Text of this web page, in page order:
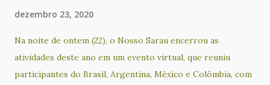
dezembro 23, 2020
Na noite de ontem (22), o Nosso Sarau encerrou as
atividades deste ano em um evento virtual, que reuniu
participantes do Brasil, Argentina, México e Colômbia, com